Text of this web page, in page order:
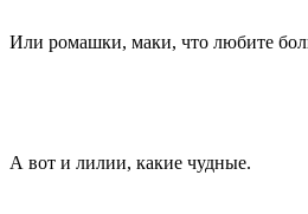
Или ромашки, маки, что любите
А вот и лилии, какие чудные.